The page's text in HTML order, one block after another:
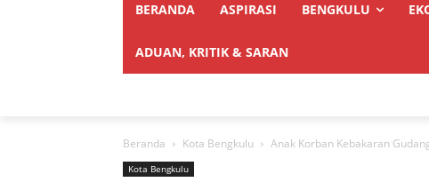
BERANDA ASPIRASI BENGKULU
ADUAN, KRITIK & SARAN
Beranda Kota Bengkulu Anak Korban Kebakaran
Kota Bengkulu